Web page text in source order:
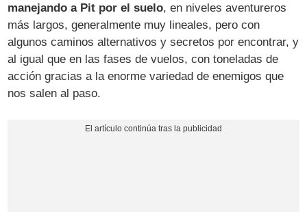
manejando a Pit por el suelo, en niveles aventureros
más largos, generalmente muy lineales, pero con
algunos caminos alternativos y secretos por encontrar, y
al igual que en las fases de vuelos, con toneladas de
acción gracias a la enorme variedad de enemigos que
nos salen al paso.